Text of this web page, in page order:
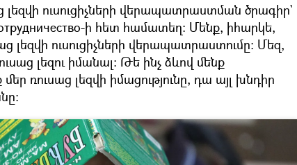
լեզվի ուսուցիչների վերապատրաստման ծրագիր`
ի հետ համատեղ։ Մենք, իհարկե,
լեզվի ուսուցիչների վերապատրաստումը։ Մեզ,
լեզու իմանալ։ Թե ինչ ձևով մենք
ռուսաց լեզվի իմացությունը, դա այլ խնդիր